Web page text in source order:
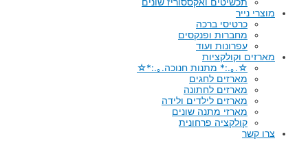
מוצרי נייר
כרטיסי ברכה
מחברות ופנקסים
עפרונות ועוד
מארזים וקולקציות
☆.｡.:* מתנות חנוכה.｡.:*☆
מארזים לחגים
מארזים לחתונה
מארזים לילדים ולידה
מארזי מתנה שונים
קולקציה פרחונית
צרו קשר